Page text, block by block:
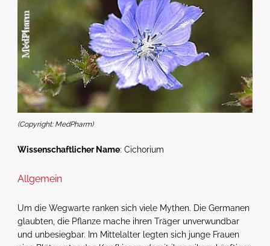
(Copyright: MedPharm)
Wissenschaftlicher Name: Cichorium
Allgemein
Um die Wegwarte ranken sich viele Mythen. Die Germanen
glaubten, die Pflanze mache ihren Träger unverwundbar
und unbesiegbar. Im Mittelalter legten sich junge Frauen